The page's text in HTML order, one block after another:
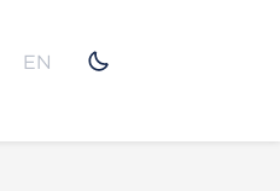
EN